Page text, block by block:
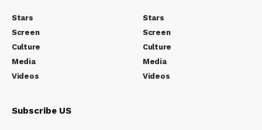
Stars
Screen
Culture
Media
Videos
Stars
Screen
Culture
Media
Videos
Subscribe US